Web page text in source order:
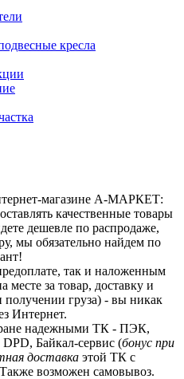
кресла
магазине А-МАРКЕТ:
качественные товары
дешевле по распродаже,
мы обязательно найдем по
так и наложенным
месте за товар, доставку и
получении груза) - вы никак
Интернет.
надежными ТК - ПЭК,
Байкал-сервис (бонус при
доставка этой ТК с
возможен самовывоз.